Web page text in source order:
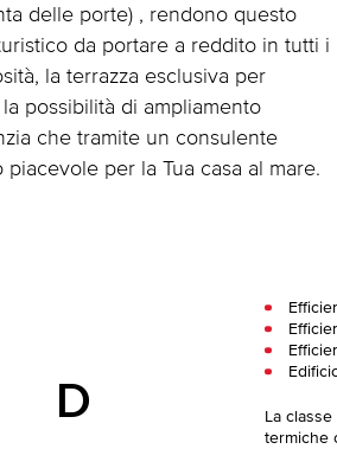
delle porte) , rendono questo
da portare a reddito in tutti i
la terrazza esclusiva per
possibilità di ampliamento
che tramite un consulente
per la Tua casa al mare.
D
La
termiche